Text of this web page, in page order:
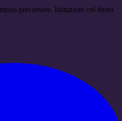
precursore. Istituzioni col freno